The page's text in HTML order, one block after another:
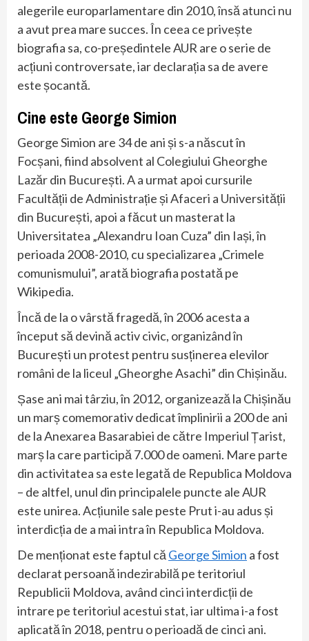
alegerile europarlamentare din 2010, însă atunci nu
a avut prea mare succes. În ceea ce privește
biografia sa, co-președintele AUR are o serie de
acțiuni controversate, iar declarația sa de avere
este șocantă.
Cine este George Simion
George Simion are 34 de ani și s-a născut în
Focșani, fiind absolvent al Colegiului Gheorghe
Lazăr din București. A a urmat apoi cursurile
Facultății de Administrație și Afaceri a Universității
din București, apoi a făcut un masterat la
Universitatea „Alexandru Ioan Cuza” din Iași, în
perioada 2008-2010, cu specializarea „Crimele
comunismului”, arată biografia postată pe
Wikipedia.
Încă de la o vârstă fragedă, în 2006 acesta a
început să devină activ civic, organizând în
București un protest pentru susținerea elevilor
români de la liceul „Gheorghe Asachi” din Chișinău.
Șase ani mai târziu, în 2012, organizează la Chișinău
un marș comemorativ dedicat împlinirii a 200 de ani
de la Anexarea Basarabiei de către Imperiul Țarist,
marș la care participă 7.000 de oameni. Mare parte
din activitatea sa este legată de Republica Moldova
– de altfel, unul din principalele puncte ale AUR
este unirea. Acțiunile sale peste Prut i-au adus și
interdicția de a mai intra în Republica Moldova.
De menționat este faptul că George Simion a fost
declarat persoană indezirabilă pe teritoriul
Republicii Moldova, având cinci interdicții de
intrare pe teritoriul acestui stat, iar ultima i-a fost
aplicată în 2018, pentru o perioadă de cinci ani.